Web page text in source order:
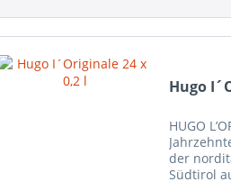
Hugo
HUGO
der
Südtirol